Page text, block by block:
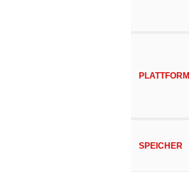
PLATTFORM
SPEICHER